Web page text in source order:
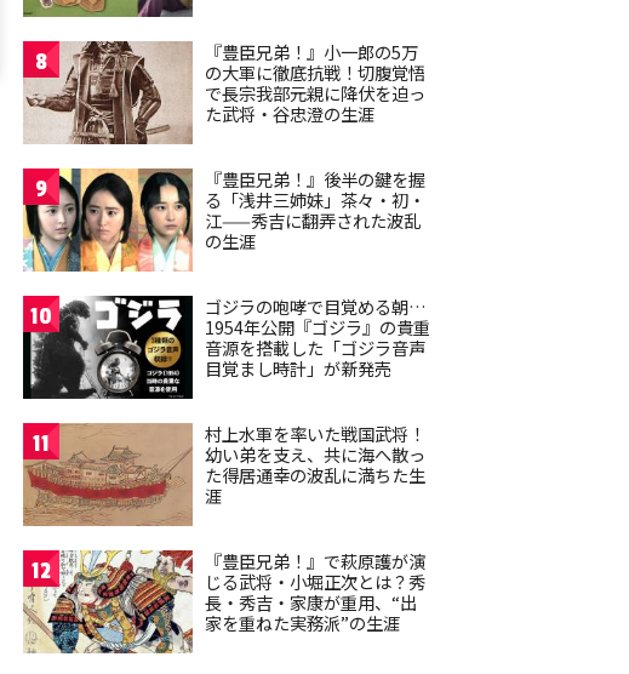
8
『豊臣兄弟！』小一郎の5万
の大軍に徹底抗戦！切腹覚悟
で長宗我部元親に降伏を迫っ
た武将・谷忠澄の生涯
9
『豊臣兄弟！』後半の鍵を握
る「浅井三姉妹」茶々・初・
江——秀吉に翻弄された波乱
の生涯
10
ゴジラの咆哮で目覚める朝…
1954年公開『ゴジラ』の貴重
音源を搭載した「ゴジラ音声
目覚まし時計」が新発売
11
村上水軍を率いた戦国武将！
幼い弟を支え、共に海へ散っ
た得居通幸の波乱に満ちた生
涯
12
『豊臣兄弟！』で萩原護が演
じる武将・小堀正次とは？秀
長・秀吉・家康が重用、“出
家を重ねた実務派”の生涯